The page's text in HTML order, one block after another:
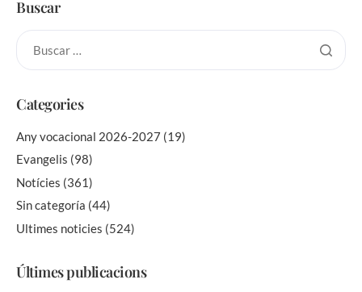
Buscar
Categories
Any vocacional 2026-2027 (19)
Evangelis (98)
Notícies (361)
Sin categoría (44)
Ultimes noticies (524)
Últimes publicacions